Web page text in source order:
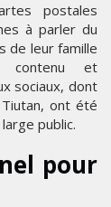
postales
à parler du
de leur famille
contenu et
sociaux, dont
ont été
public.
pour